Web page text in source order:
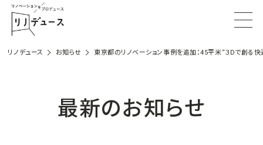
リノデュース お知らせ 東京都のリノベーション事例を追加：45平米“３Dで創る
最新のお知らせ